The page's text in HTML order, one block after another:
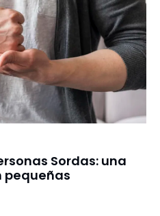
Sordas: una
pequeñas